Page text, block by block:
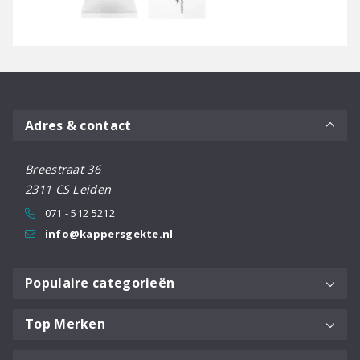
Adres & contact
Breestraat 36
2311 CS Leiden
071 - 512 5212
info@kappersgekte.nl
Populaire categorieën
Top Merken